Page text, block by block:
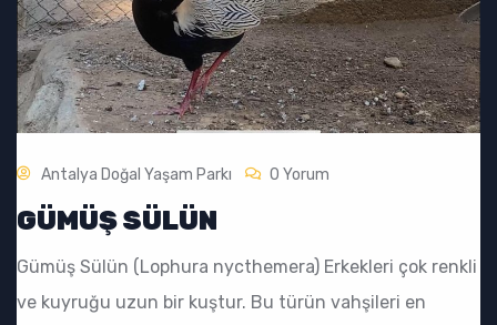
Antalya Doğal Yaşam Parkı 0 Yorum
GÜMÜŞ SÜLÜN
Gümüş Sülün (Lophura nycthemera) Erkekleri çok renkli
ve kuyruğu uzun bir kuştur. Bu türün vahşileri en